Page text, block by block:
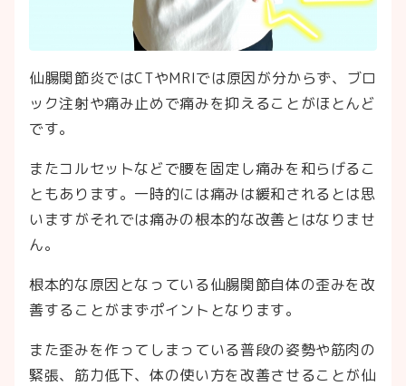
仙腸関節炎ではCTやMRIでは原因が分からず、ブロ
ック注射や痛み止めで痛みを抑えることがほとんど
です。
またコルセットなどで腰を固定し痛みを和らげるこ
ともあります。一時的には痛みは緩和されるとは思
いますがそれでは痛みの根本的な改善とはなりませ
ん。
根本的な原因となっている仙腸関節自体の歪みを改
善することがまずポイントとなります。
また歪みを作ってしまっている普段の姿勢や筋肉の
緊張、筋力低下、体の使い方を改善させることが仙